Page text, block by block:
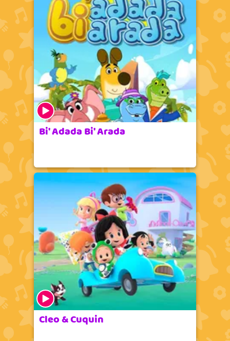
Tüm Programlar
Bi' Adada Bi' Arada
Cleo & Cuquin